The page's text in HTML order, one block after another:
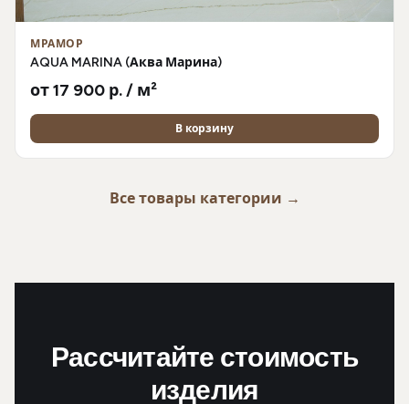
МРАМОР
AQUA MARINA (Аква Марина)
от 17 900 р. / м²
В корзину
Все товары категории →
Рассчитайте стоимость
изделия